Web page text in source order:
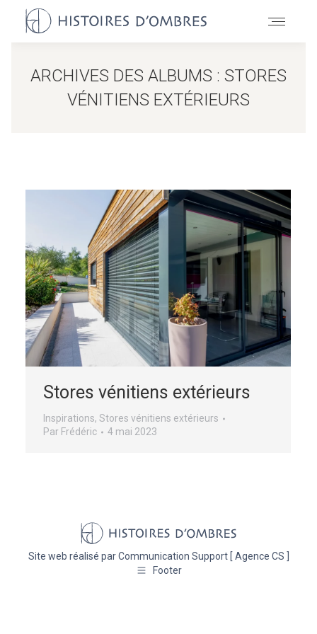
ARCHIVES DES ALBUMS : STORES
VÉNITIENS EXTÉRIEURS
Stores vénitiens extérieurs
Inspirations, Stores vénitiens extérieurs
Par Frédéric 4 mai 2023
Site web réalisé parCommunication Support [ Agence CS ]
Footer